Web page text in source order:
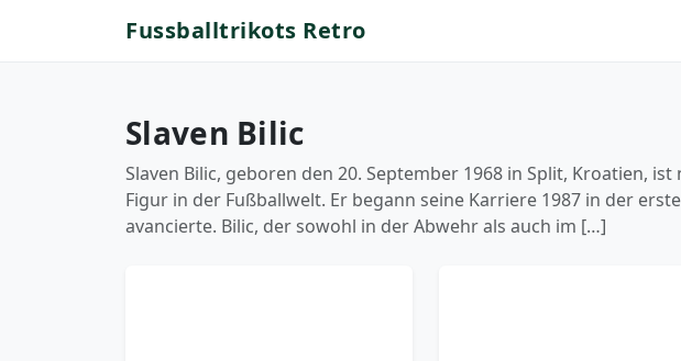
Fussballtrikots Retro
Slaven Bilic
Slaven Bilic, geboren den 20. September 1968 in Split, Kroatien,
Figur in der Fußballwelt. Er begann seine Karriere 1987 in der
avancierte. Bilic, der sowohl in der Abwehr als auch im […]